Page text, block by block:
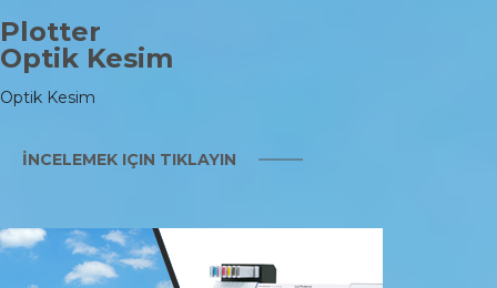
Plotter
Optik Kesim
Optik Kesim
İNCELEMEK IÇIN TIKLAYIN